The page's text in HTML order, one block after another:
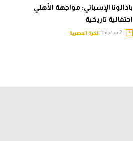
بادالونا الإسباني: مواجهة الأهلي
احتفالية تاريخية
الكرة المصرية